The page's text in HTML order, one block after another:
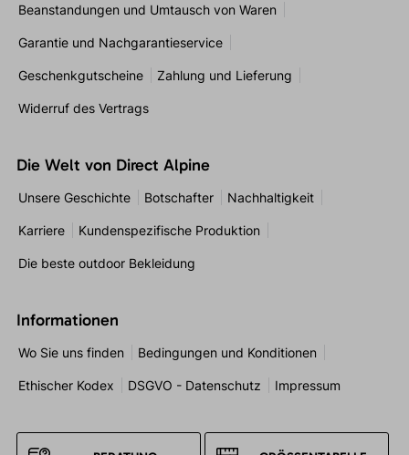
Beanstandungen und Umtausch von Waren
Garantie und Nachgarantieservice
Geschenkgutscheine Zahlung und Lieferung
Widerruf des Vertrags
Die Welt von Direct Alpine
Unsere Geschichte Botschafter Nachhaltigkeit
Karriere Kundenspezifische Produktion
Die beste outdoor Bekleidung
Informationen
Wo Sie uns finden Bedingungen und Konditionen
Ethischer Kodex DSGVO - Datenschutz Impressum